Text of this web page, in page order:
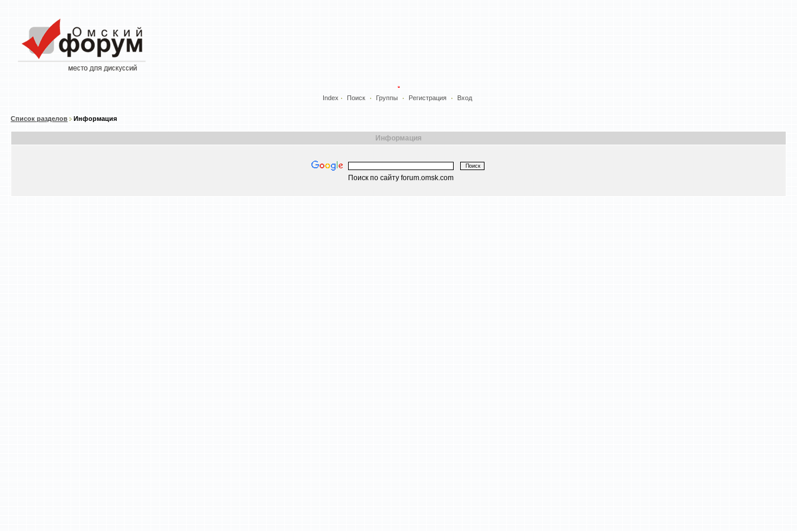
Index Поиск Группы Регистрация Вход
Список разделов Информация
Информация
Поиск по сайту forum.omsk.com